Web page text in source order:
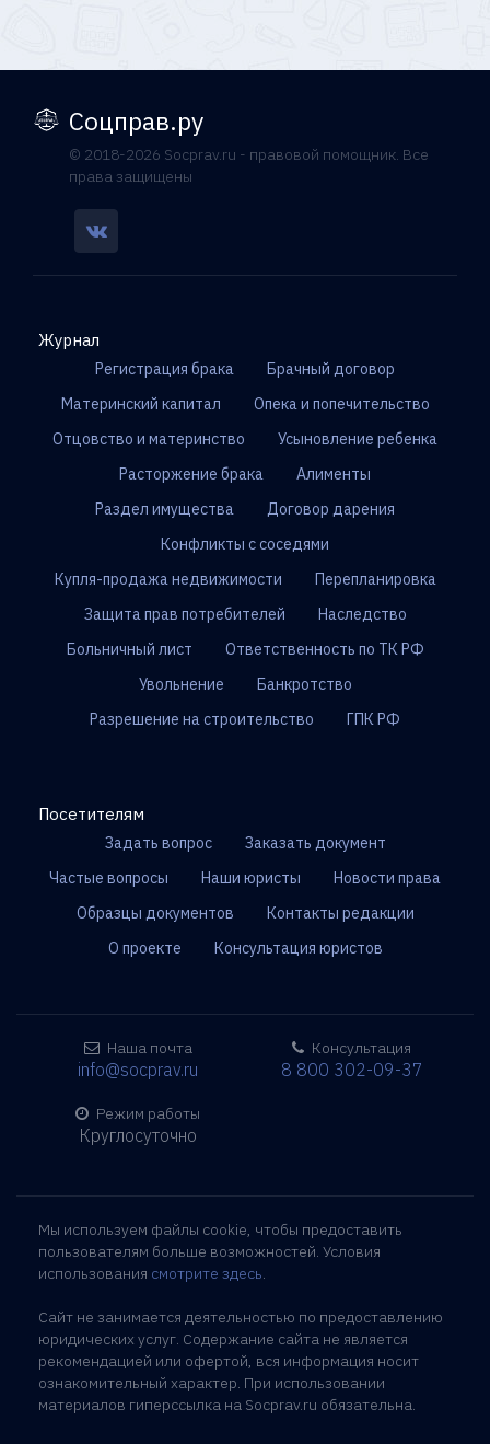
Соцправ.ру
© 2018-2026 Socprav.ru - правовой помощник. Все
права защищены
Журнал
Регистрация брака
Брачный договор
Материнский капитал
Опека и попечительство
Отцовство и материнство
Усыновление ребенка
Расторжение брака
Алименты
Раздел имущества
Договор дарения
Конфликты с соседями
Купля-продажа недвижимости
Перепланировка
Защита прав потребителей
Наследство
Больничный лист
Ответственность по ТК РФ
Увольнение
Банкротство
Разрешение на строительство
ГПК РФ
Посетителям
Задать вопрос
Заказать документ
Частые вопросы
Наши юристы
Новости права
Образцы документов
Контакты редакции
О проекте
Консультация юристов
Наша почта
info@socprav.ru
Режим работы
Круглосуточно
Консультация
8 800 302-09-37
Мы используем файлы cookie, чтобы предоставить
пользователям больше возможностей. Условия
использования смотрите здесь.
Сайт не занимается деятельностью по предоставлению
юридических услуг. Содержание сайта не является
рекомендацией или офертой, вся информация носит
ознакомительный характер. При использовании
материалов гиперссылка на Socprav.ru обязательна.